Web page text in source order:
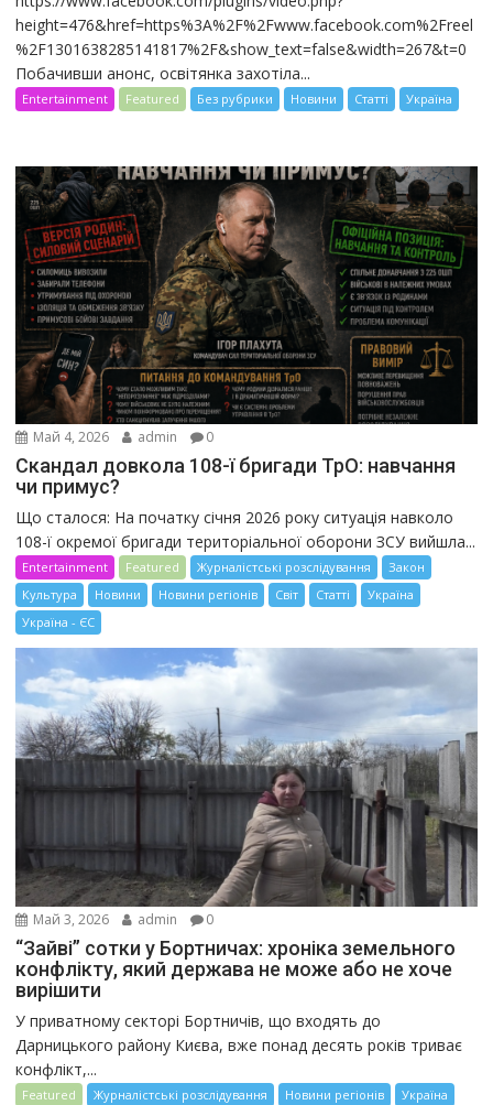
height=476&href=https%3A%2F%2Fwww.facebook.com%2Freel
%2F1301638285141817%2F&show_text=false&width=267&t=0
Побачивши анонс, освітянка захотіла...
Entertainment Featured Без рубрики Новини Статті Україна
Май 4, 2026 admin 0
Скандал довкола 108-ї бригади ТрО: навчання
чи примус?
Що сталося: На початку січня 2026 року ситуація навколо
108-ї окремої бригади територіальної оборони ЗСУ вийшла...
Entertainment Featured Журналістські розслідування
Закон
Культура
Новини Новини регіонів Світ Статті
Україна
Україна - ЄС
Май 3, 2026 admin 0
“Зайві” сотки у Бортничах: хроніка земельного
конфлікту, який держава не може або не хоче
вирішити
У приватному секторі Бортничів, що входять до
Дарницького району Києва, вже понад десять років триває
конфлікт,...
Featured Журналістські розслідування Новини регіонів Україна